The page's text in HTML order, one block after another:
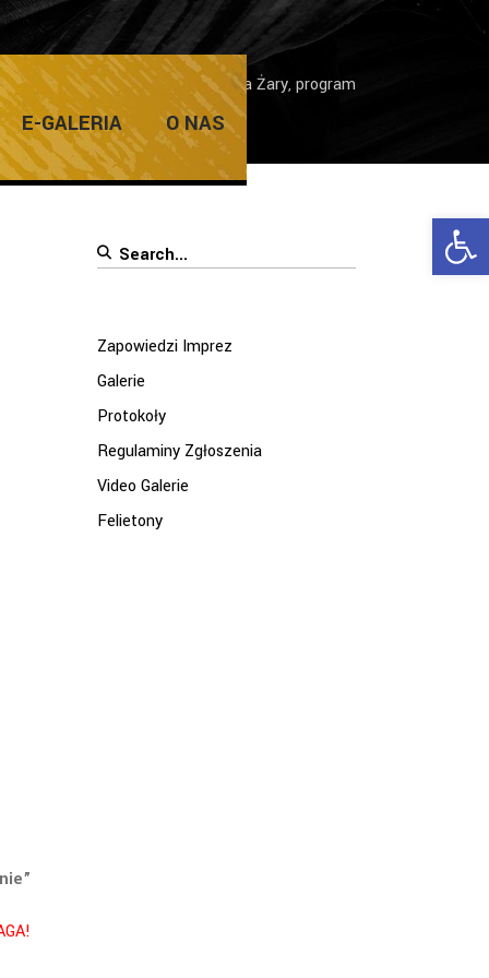
E-GALERIA O NAS
Głowacki 9 – 13 Czerwca Żary, program
Search
Zapowiedzi Imprez
Galerie
Protokoły
Regulaminy Zgłoszenia
Video Galerie
Felietony